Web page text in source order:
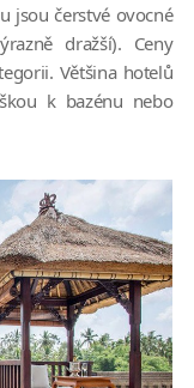
jsou čerstvé ovocné
dražší). Ceny
Většina hotelů
k bazénu nebo